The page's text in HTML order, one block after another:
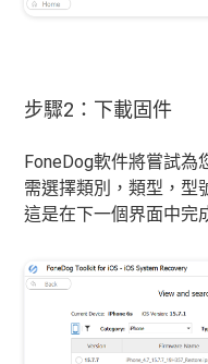
步驟2：下載固件
FoneDog軟件將嘗試為
需選擇類別，類型，型
這是在下一個界面中完